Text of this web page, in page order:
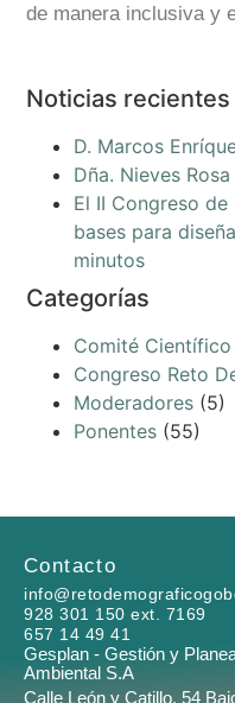
de manera inclusiva y
Noticias recientes
D. Marcos
Dña. Nieves
El II Congreso
bases para
minutos
Categorías
Comité Científico
Congreso Reto
Moderadores (5)
Ponentes (55)
Contacto
928 301 150 ext. 7169
657 14 49 41
Gesplan - Gestión y
Ambiental S.A
Calle León y Catillo, 54